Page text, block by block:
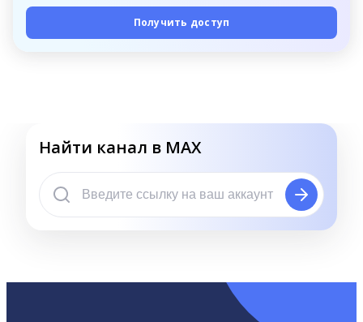
Получить доступ
Найти канал в MAX